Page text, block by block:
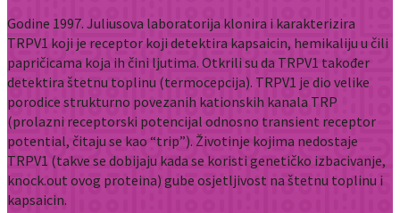
Godine 1997. Juliusova laboratorija klonira i karakterizira
TRPV1 koji je receptor koji detektira kapsaicin, hemikaliju u čili
papričicama koja ih čini ljutima. Otkrili su da TRPV1 također
detektira štetnu toplinu (termocepcija). TRPV1 je dio velike
porodice strukturno povezanih kationskih kanala TRP
(prolazni receptorski potencijal odnosno transient receptor
potential, čitaju se kao “trip”). Životinje kojima nedostaje
TRPV1 (takve se dobijaju kada se koristi genetičko izbacivanje,
knock.out ovog proteina) gube osjetljivost na štetnu toplinu i
kapsaicin.